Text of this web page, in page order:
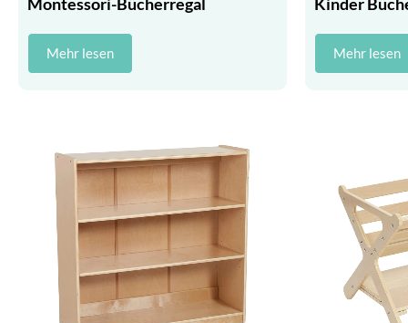
Mehr lesen Mehr lesen